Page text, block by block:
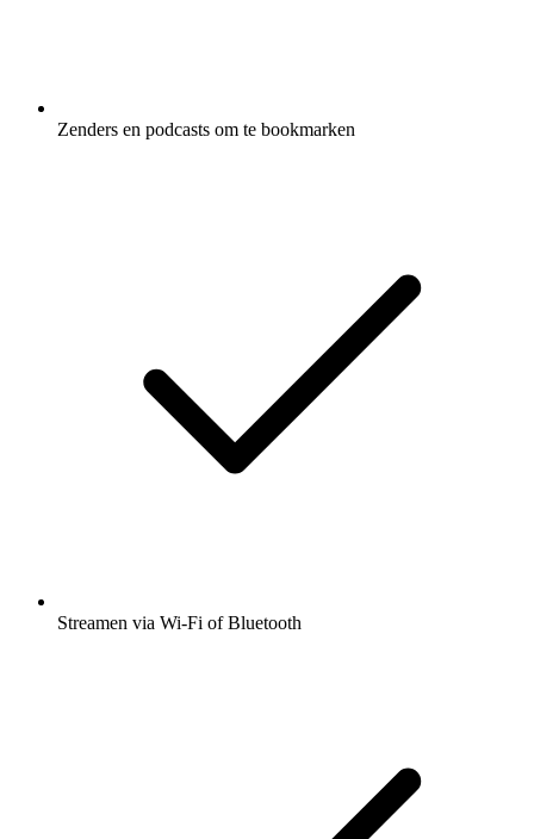
Zenders en podcasts om te bookmarken
Streamen via Wi-Fi of Bluetooth